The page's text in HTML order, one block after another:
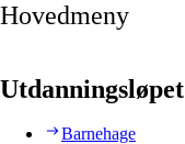
Hovedmeny
Utdanningsløpet
Barnehage